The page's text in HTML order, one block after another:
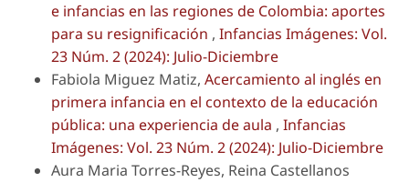
e infancias en las regiones de Colombia: aportes
para su resignificación , Infancias Imágenes: Vol.
23 Núm. 2 (2024): Julio-Diciembre
Fabiola Miguez Matiz, Acercamiento al inglés en
primera infancia en el contexto de la educación
pública: una experiencia de aula , Infancias
Imágenes: Vol. 23 Núm. 2 (2024): Julio-Diciembre
Aura Maria Torres-Reyes, Reina Castellanos